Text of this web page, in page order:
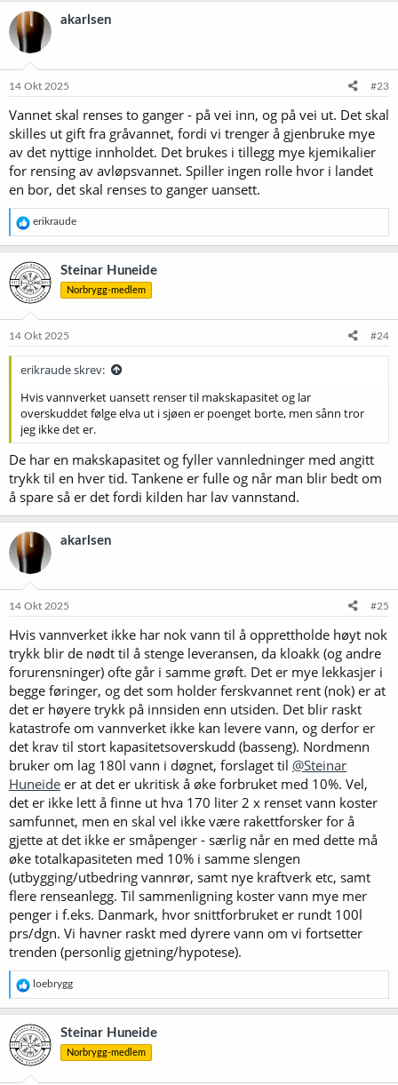
k
s
o
e
:
akarlsen
14 Okt 2025 #23
Vannet skal renses to ganger - på vei inn, og på vei ut. Det skal
skilles ut gift fra gråvannet, fordi vi trenger å gjenbruke mye
av det nyttige innholdet. Det brukes i tillegg mye kjemikalier
for rensing av avløpsvannet. Spiller ingen rolle hvor i landet
en bor, det skal renses to ganger uansett.
R
e
a
k
s
j
o
e
erikraude
Steinar Huneide
Norbrygg-medlem
14 Okt 2025 #24
erikraude skrev:
Hvis vannverket uansett renser til makskapasitet og lar
overskuddet følge elva ut i sjøen er poenget borte, men sånn tror
jeg ikke det er.
De har en makskapasitet og fyller vannledninger med angitt
trykk til en hver tid. Tankene er fulle og når man blir bedt om
å spare så er det fordi kilden har lav vannstand.
akarlsen
14 Okt 2025 #25
Hvis vannverket ikke har nok vann til å opprettholde høyt nok
trykk blir de nødt til å stenge leveransen, da kloakk (og andre
forurensninger) ofte går i samme grøft. Det er mye lekkasjer i
begge føringer, og det som holder ferskvannet rent (nok) er at
det er høyere trykk på innsiden enn utsiden. Det blir raskt
katastrofe om vannverket ikke kan levere vann, og derfor er
det krav til stort kapasitetsoverskudd (basseng). Nordmenn
bruker om lag 180l vann i døgnet, forslaget til @Steinar
Huneide er at det er ukritisk å øke forbruket med 10%. Vel,
det er ikke lett å finne ut hva 170 liter 2 x renset vann koster
samfunnet, men en skal vel ikke være rakettforsker for å
gjette at det ikke er småpenger - særlig når en med dette må
øke totalkapasiteten med 10% i samme slengen
(utbygging/utbedring vannrør, samt nye kraftverk etc, samt
flere renseanlegg. Til sammenligning koster vann mye mer
penger i f.eks. Danmark, hvor snittforbruket er rundt 100l
prs/dgn. Vi havner raskt med dyrere vann om vi fortsetter
trenden (personlig gjetning/hypotese).
R
e
a
k
s
j
o
loebrygg
Steinar Huneide
Norbrygg-medlem